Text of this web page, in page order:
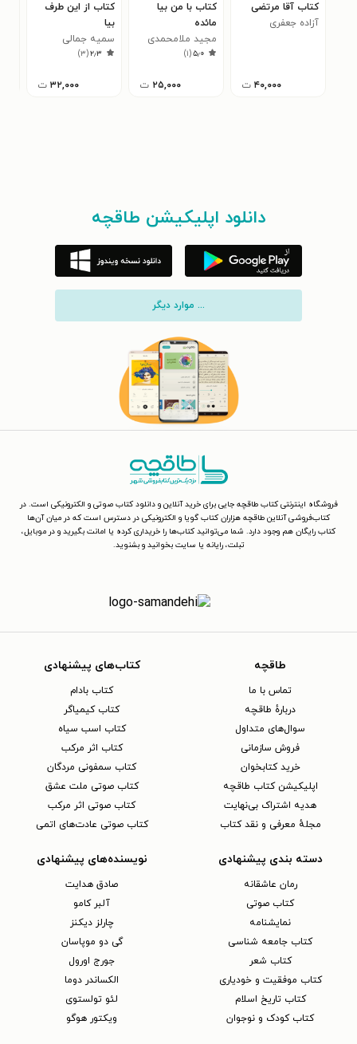
کتاب آقا مرتضی
آزاده جعفری
۴۰,۰۰۰ ت
کتاب با من بیا
مائده
مجید ملامحمدی
۵٫۰(۱)
۲۵,۰۰۰ ت
کتاب از این طرف
بیا
سمیه جمالی
۲٫۳(۳)
۳۲,۰۰۰ ت
دانلود اپلیکیشن طاقچه
... موارد دیگر
فروشگاه اینترنتی کتاب طاقچه جایی برای خرید آنلاین و دانلود کتاب صوتی و الکترونیکی است. در
کتاب‌فروشی آنلاین طاقچه هزاران کتاب گویا و الکترونیکی در دسترس است که در میان آن‌ها
کتاب رایگان هم وجود دارد. شما می‌توانید کتاب‌ها را خریداری کرده یا امانت بگیرید و در موبایل،
تبلت، رایانه یا سایت بخوانید و بشنوید.
طاقچه
تماس با ما
دربارهٔ طاقچه
سوال‌های متداول
فروش سازمانی
خرید کتابخوان
اپلیکیشن کتاب طاقچه
هدیه اشتراک بی‌نهایت
مجلهٔ معرفی و نقد کتاب
کتاب‌های پیشنهادی
کتاب بادام
کتاب کیمیاگر
کتاب اسب سیاه
کتاب اثر مرکب
کتاب سمفونی مردگان
کتاب صوتی ملت عشق
کتاب صوتی اثر مرکب
کتاب صوتی عادت‌های اتمی
دسته بندی پیشنهادی
رمان عاشقانه
کتاب‌ صوتی
نمایشنامه
کتاب جامعه شناسی
کتاب شعر
کتاب موفقیت و خودیاری
کتاب تاریخ اسلام
کتاب کودک و نوجوان
نویسنده‌های پیشنهادی
صادق هدایت
آلبر کامو
چارلز دیکنز
گی دو موپاسان
جورج اورول
الکساندر دوما
لئو تولستوی
ویکتور هوگو